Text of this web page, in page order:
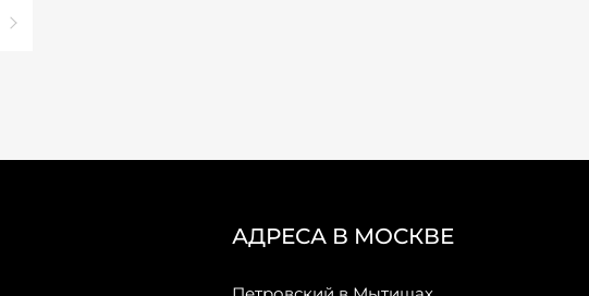
АДРЕСА В МОСКВЕ